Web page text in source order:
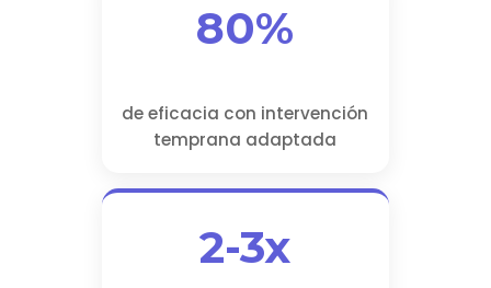
80%
de eficacia con intervención
temprana adaptada
2-3x